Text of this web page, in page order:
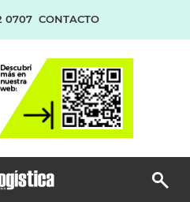
0707 CONTACTO